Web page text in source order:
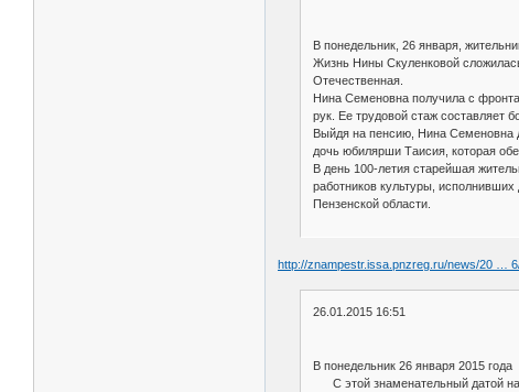
В понедельник, 26 января,
Жизнь Нины Скуленковой
Отечественная.
Нина Семеновна получила с
рук. Ее трудовой стаж составляет
Выйдя на пенсию, Нина Семеновна
дочь юбилярши Таисия, которая
В день 100-летия старейшая
работников культуры,
Пензенской области.
http://znampestr.issa.pnzreg.ru/news/20 …
26.01.2015 16:51
В понедельник 26 января 2015
С этой знаменательный датой